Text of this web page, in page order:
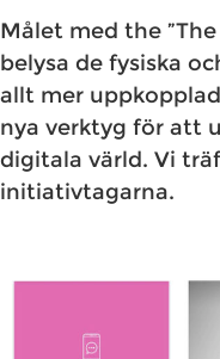
Målet med the
belysa de fysiska
allt mer
nya verktyg för att
digitala värld. Vi
initiativtagarna.